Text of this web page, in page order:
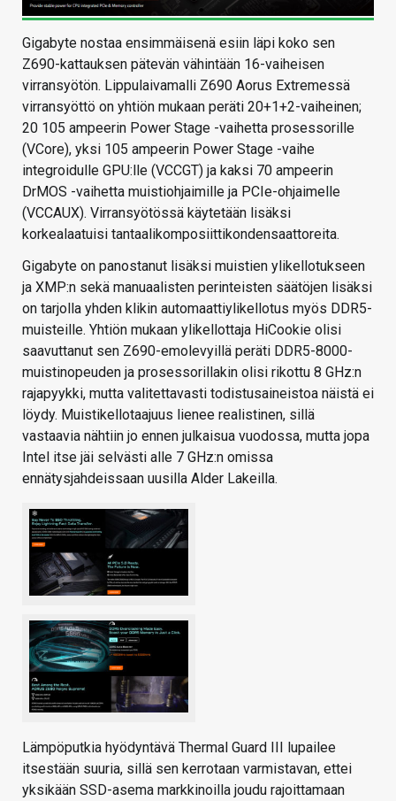
Gigabyte nostaa ensimmäisenä esiin läpi koko sen
Z690-kattauksen pätevän vähintään 16-vaiheisen
virransyötön. Lippulaivamalli Z690 Aorus Extremessä
virransyöttö on yhtiön mukaan peräti 20+1+2-vaiheinen;
20 105 ampeerin Power Stage -vaihetta prosessorille
(VCore), yksi 105 ampeerin Power Stage -vaihe
integroidulle GPU:lle (VCCGT) ja kaksi 70 ampeerin
DrMOS -vaihetta muistiohjaimille ja PCIe-ohjaimelle
(VCCAUX). Virransyötössä käytetään lisäksi
korkealaatuisi tantaalikomposiittikondensaattoreita.
Gigabyte on panostanut lisäksi muistien ylikellotukseen
ja XMP:n sekä manuaalisten perinteisten säätöjen lisäksi
on tarjolla yhden klikin automaattiylikellotus myös DDR5-
muisteille. Yhtiön mukaan ylikellottaja HiCookie olisi
saavuttanut sen Z690-emolevyillä peräti DDR5-8000-
muistinopeuden ja prosessorillakin olisi rikottu 8 GHz:n
rajapyykki, mutta valitettavasti todistusaineistoa näistä ei
löydy. Muistikellotaajuus lienee realistinen, sillä
vastaavia nähtiin jo ennen julkaisua vuodossa, mutta jopa
Intel itse jäi selvästi alle 7 GHz:n omissa
ennätysjahdeissaan uusilla Alder Lakeilla.
Lämpöputkia hyödyntävä Thermal Guard III lupailee
itsestään suuria, sillä sen kerrotaan varmistavan, ettei
yksikään SSD-asema markkinoilla joudu rajoittamaan